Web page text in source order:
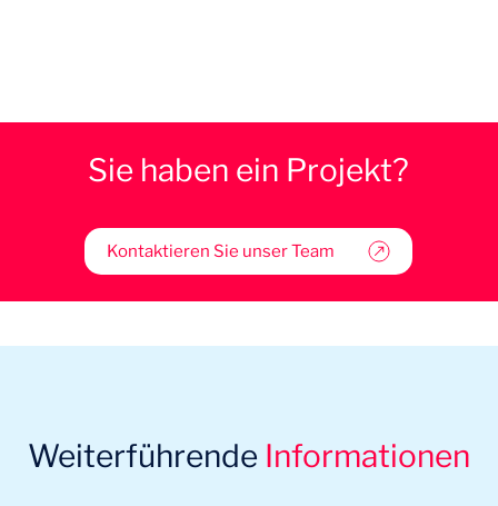
Sie haben ein Projekt?
Kontaktieren Sie unser Team
Weiterführende Informationen